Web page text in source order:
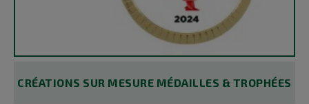
CRÉATIONS SUR MESURE MÉDAILLES & TROPHÉES